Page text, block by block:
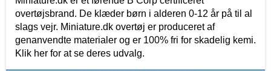
overtøjsbrand. De klæder børn i alderen 0-12 år på til al
slags vejr. Miniature.dk overtøj er produceret af
genanvendte materialer og er 100% fri for skadelig kemi.
Klik her for at se deres udvalg.